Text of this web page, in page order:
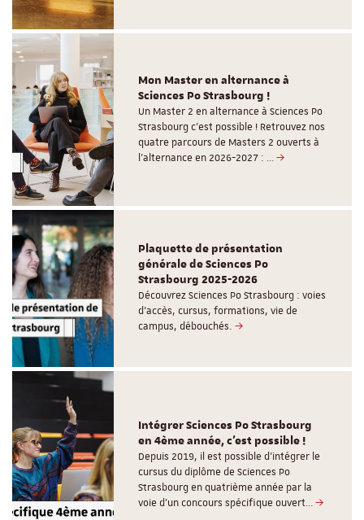
Mon Master en alternance à
Sciences Po Strasbourg !
Un Master 2 en alternance à Sciences Po
Strasbourg c'est possible ! Retrouvez nos
quatre parcours de Masters 2 ouverts à
l'alternance en 2026-2027 : …
Plaquette de présentation
générale de Sciences Po
Strasbourg 2025-2026
Découvrez Sciences Po Strasbourg : voies
d'accès, cursus, formations, vie de
campus, débouchés.
Intégrer Sciences Po Strasbourg
en 4ème année, c'est possible !
Depuis 2019, il est possible d’intégrer le
cursus du diplôme de Sciences Po
Strasbourg en quatrième année par la
voie d’un concours spécifique ouvert…